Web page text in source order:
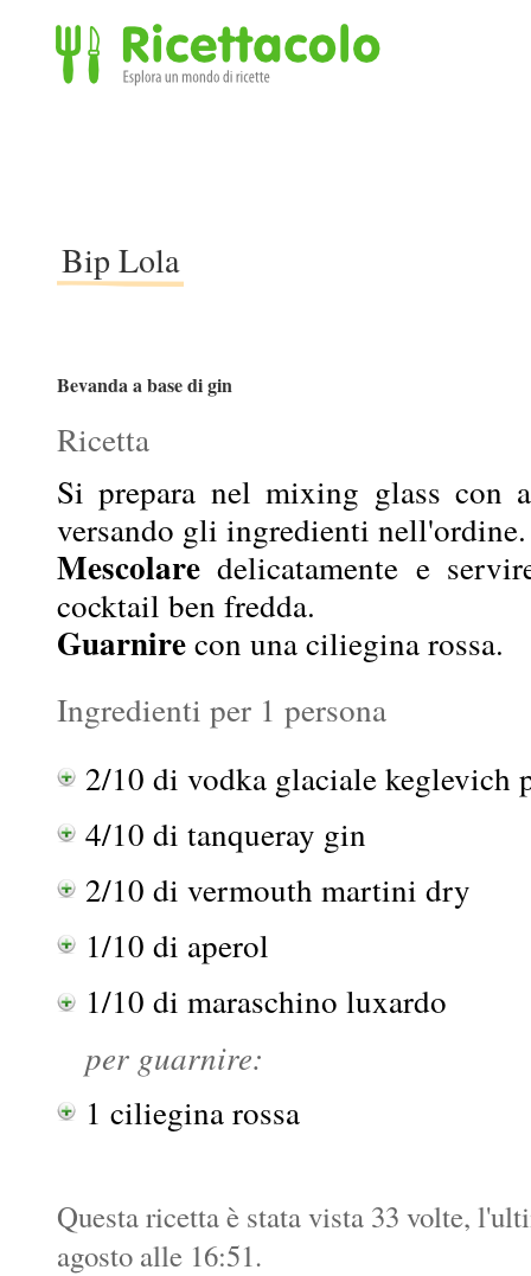
Bip Lola
Bevanda a base di gin
Ricetta
Si prepara nel mixing glass con
versando gli ingredienti nell'ordine.
Mescolare delicatamente e
cocktail ben fredda.
Guarnirecon una ciliegina rossa.
Ingredienti per 1 persona
2/10 di vodka glaciale keglevich
4/10 di tanqueray gin
2/10 di vermouth martini dry
1/10 di aperol
1/10 di maraschino luxardo
per guarnire:
1 ciliegina rossa
Questa ricetta è stata vista 33 volte,
agosto alle 16:51.